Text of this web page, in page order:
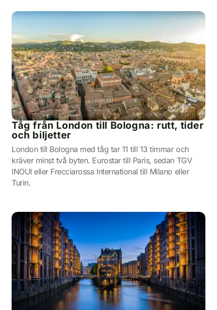
Tåg från London till Bologna: rutt, tider
och biljetter
London till Bologna med tåg tar 11 till 13 timmar och
kräver minst två byten. Eurostar till Paris, sedan TGV
INOUI eller Frecciarossa International till Milano eller
Turin.